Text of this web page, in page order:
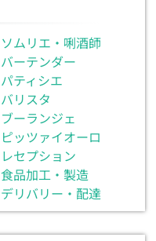
ソムリエ・唎酒師
バーテンダー
パティシエ
バリスタ
ブーランジェ
ピッツァイオーロ
レセプション
食品加工・製造
デリバリー・配達